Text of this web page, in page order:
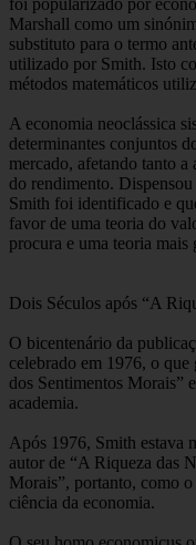
Marshall como um
substituto para o termo
utilizado por Smith. Isto
métodos matemáticos
A economia neoclássica
determinantes conjuntos
mercado, afetando tanto
do rendimento.
Smith foi identificado e
favor de uma teoria do
procura e uma teoria mais
Dois Séculos após “A
O bicentenário da
celebrado em 1976, o que
dos Sentimentos Morais”
academia.
Após 1976, Smith estava
autor de “A Riqueza das
Morais”, portanto, como
ciência da economia.